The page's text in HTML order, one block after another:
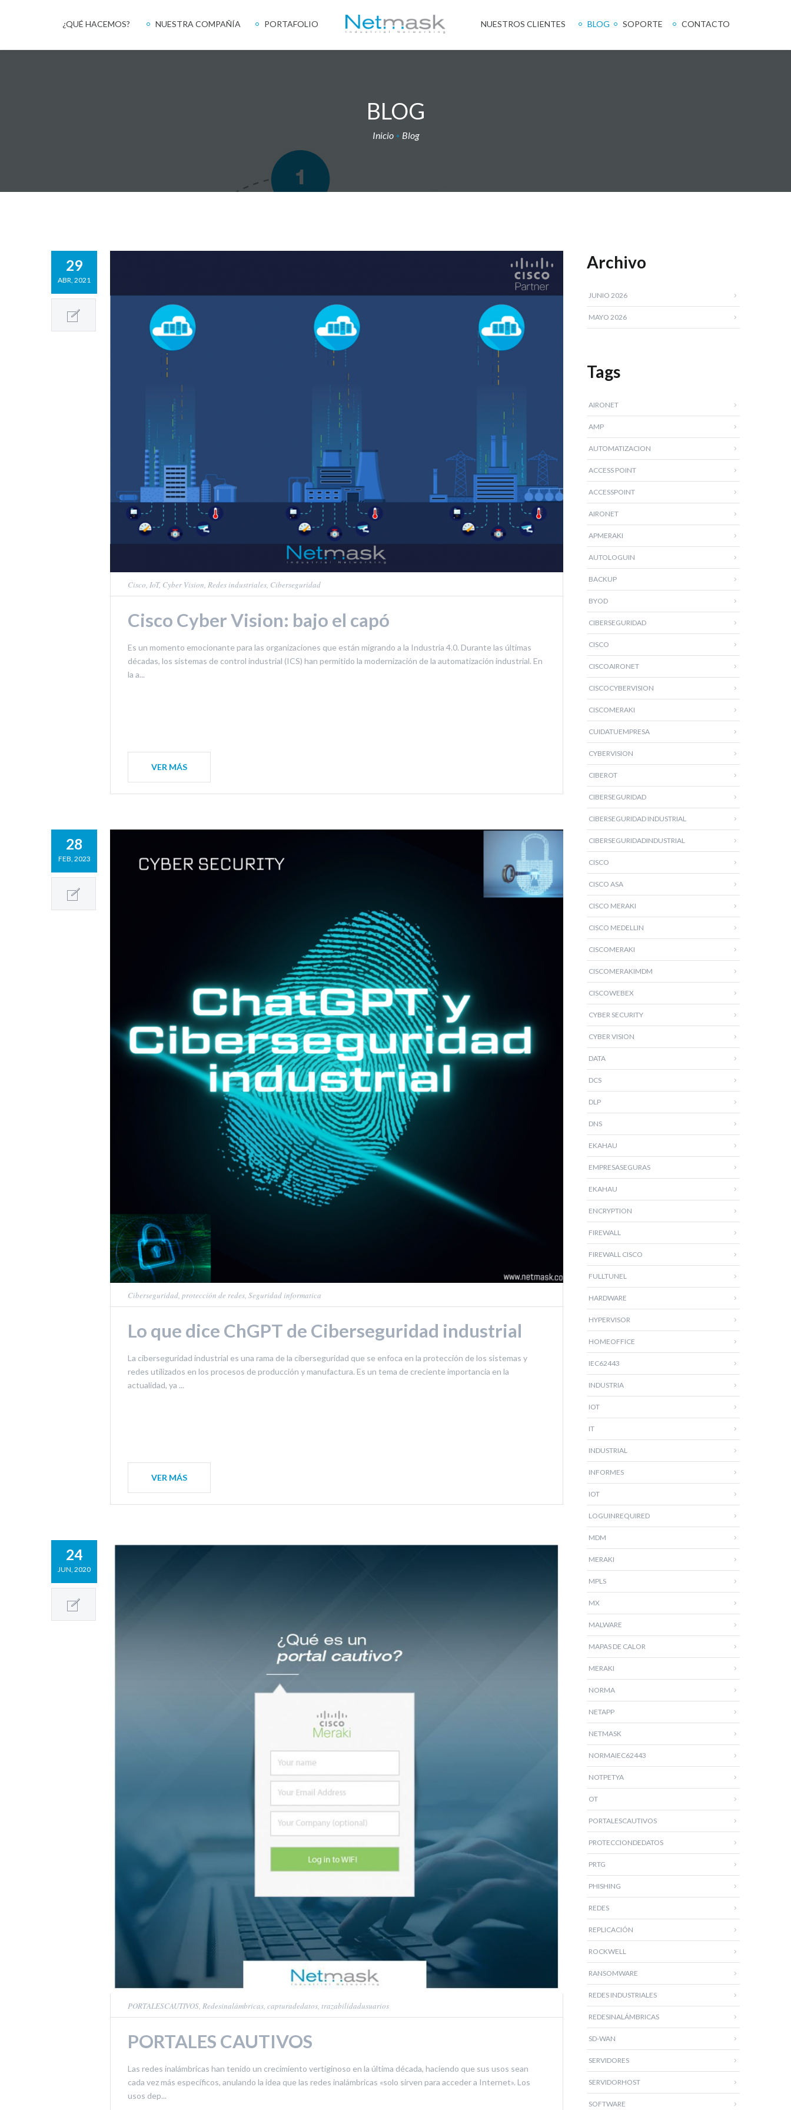
¿QUÉ HACEMOS? NUESTRA COMPAÑÍA PORTAFOLIO NUESTROS CLIENTES BLOG SOPORTE CONTACTO
BLOG
Inicio Blog
29
ABR, 2021
Cisco, IoT, Cyber Vision, Redes industriales, Ciberseguridad
Cisco Cyber ​​Vision: bajo el capó
Es un momento emocionante para las organizaciones que están migrando a la Industria 4.0. Durante las últimas
décadas, los sistemas de control industrial (ICS) han permitido la modernización de la automatización industrial. En
la a...
VER MÁS
28
FEB, 2023
Ciberseguridad, protección de redes, Seguridad informatica
Lo que dice ChGPT de Ciberseguridad industrial
La ciberseguridad industrial es una rama de la ciberseguridad que se enfoca en la protección de los sistemas y
redes utilizados en los procesos de producción y manufactura. Es un tema de creciente importancia en la
actualidad, ya ...
VER MÁS
24
JUN, 2020
PORTALESCAUTIVOS, Redesinalámbricas, capturadedatos, trazabilidadusuarios
PORTALES CAUTIVOS
Las redes inalámbricas han tenido un crecimiento vertiginoso en la última década, haciendo que sus usos sean
cada vez más específicos, anulando la idea que las redes inalámbricas «solo sirven para acceder a Internet». Los
usos dep...
Archivo
JUNIO 2026
MAYO 2026
Tags
AIRONET
AMP
AUTOMATIZACION
ACCESS POINT
ACCESSPOINT
AIRONET
APMERAKI
AUTOLOGUIN
BACKUP
BYOD
CIBERSEGURIDAD
CISCO
CISCOAIRONET
CISCOCYBERVISION
CISCOMERAKI
CUIDATUEMPRESA
CYBERVISION
CIBEROT
CIBERSEGURIDAD
CIBERSEGURIDAD INDUSTRIAL
CIBERSEGURIDADINDUSTRIAL
CISCO
CISCO ASA
CISCO MERAKI
CISCO MEDELLIN
CISCOMERAKI
CISCOMERAKIMDM
CISCOWEBEX
CYBER SECURITY
CYBER VISION
DATA
DCS
DLP
DNS
EKAHAU
EMPRESASEGURAS
EKAHAU
ENCRYPTION
FIREWALL
FIREWALL CISCO
FULLTUNEL
HARDWARE
HYPERVISOR
HOMEOFFICE
IEC62443
INDUSTRIA
IOT
IT
INDUSTRIAL
INFORMES
IOT
LOGUINREQUIRED
MDM
MERAKI
MPLS
MX
MALWARE
MAPAS DE CALOR
MERAKI
NORMA
NETAPP
NETMASK
NORMAIEC62443
NOTPETYA
OT
PORTALESCAUTIVOS
PROTECCIONDEDATOS
PRTG
PHISHING
REDES
REPLICACIÓN
ROCKWELL
RANSOMWARE
REDES INDUSTRIALES
REDESINALÁMBRICAS
SD-WAN
SERVIDORES
SERVIDORHOST
SOFTWARE